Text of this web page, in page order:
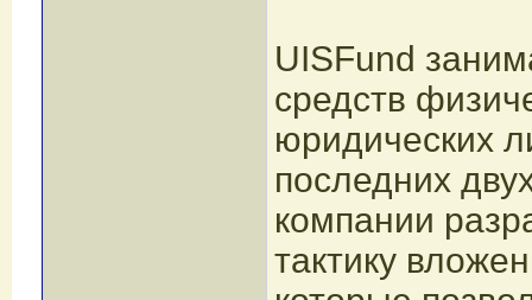
UISFund
средств
юридических
последних
компании
тактику